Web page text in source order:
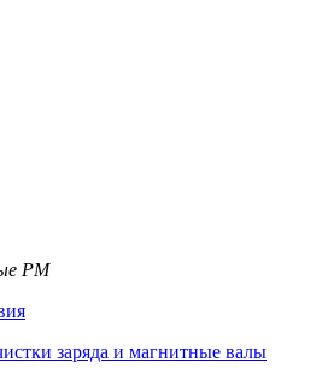
РМ
заряда и магнитные валы